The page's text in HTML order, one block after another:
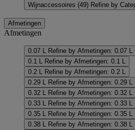
Wijnaccessoires (49) Refine by
Afmetingen
Afmetingen
0.07 L
Refine by Afmetingen: 0.07 L
0.1 L
Refine by Afmetingen: 0.1 L
0.2 L
Refine by Afmetingen: 0.2 L
0.29 L
Refine by Afmetingen: 0.29 L
0.32 L
Refine by Afmetingen: 0.32 L
0.33 L
Refine by Afmetingen: 0.33 L
0.35 L
Refine by Afmetingen: 0.35 L
0.38 L
Refine by Afmetingen: 0.38 L